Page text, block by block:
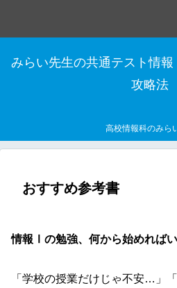
みらい先生の共通テスト情
攻略法
高校情報科のみら
おすすめ参考書
情報Ⅰの勉強、何から始めれば
「学校の授業だけじゃ不安…」